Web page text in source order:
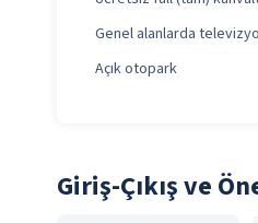
Genel alanlarda
Açık otopark
Giriş-Çıkış ve